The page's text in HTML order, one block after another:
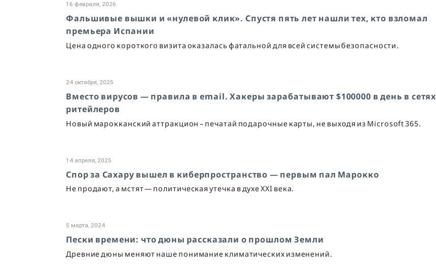
16 февраля, 2026
Фальшивые вышки и «нулевой клик». Спустя пять лет нашли тех, кто взломал
премьера Испании
Цена одного короткого визита оказалась фатальной для всей системы безопасности.
24 октября, 2025
Вместо вирусов — правила в email. Хакеры зарабатывают $100000 в день в сетях
ритейлеров
Новый марокканский аттракцион – печатай подарочные карты, не выходя из Microsoft 365.
14 апреля, 2025
Спор за Сахару вышел в киберпространство — первым пал Марокко
Не продают, а мстят — политическая утечка в духе XXI века.
5 марта, 2024
Пески времени: что дюны рассказали о прошлом Земли
Древние дюны меняют наше понимание климатических изменений.